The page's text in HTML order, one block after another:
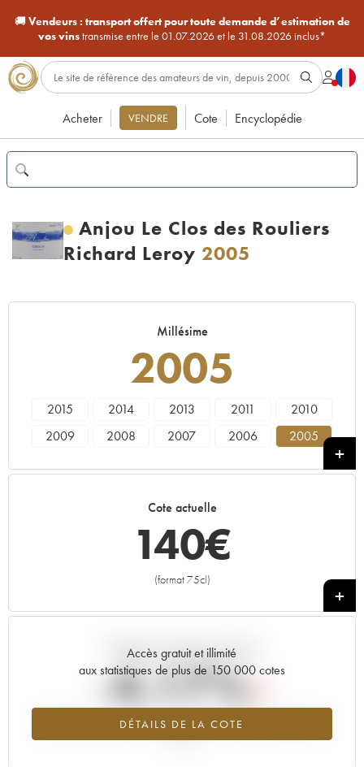
🚚Vendeurs : transport offert pour toute demande d’estimation de
vos vinstransmise entre le 01.07.2026 et le 31.08.2026 inclus*
Acheter VENDRE Cote Encyclopédie
Anjou Le Clos des Rouliers
Richard Leroy 2005
Millésime
2005
2015 2014 2013 2011
2010
2009
2008 2007 2006
2005
Cote actuelle
140€
(format 75cl)
+
Accès gratuit et illimité
aux statistiques de plus de 150 000 cotes
DÉTAILS DE LA COTE
Tendance actuelle de la cote
-4.17%
Tendance à la baisse du millésime 2005 en 2026 par rapport à